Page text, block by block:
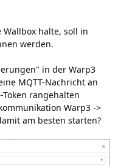
Wallbox halte, soll in
werden.
in der Warp3
MQTT-Nachricht an
Token rangehalten
Warp3 ->
am besten starten?